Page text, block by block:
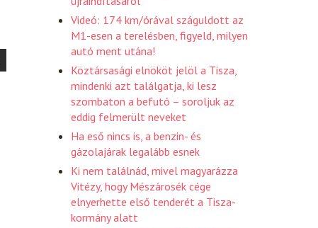
Videó: 174 km/órával száguldott az
M1-esen a terelésben, figyeld, milyen
autó ment utána!
Köztársasági elnököt jelöl a Tisza,
mindenki azt találgatja, ki lesz
szombaton a befutó – soroljuk az
eddig felmerült neveket
Ha eső nincs is, a benzin- és
gázolajárak legalább esnek
Ki nem találnád, mivel magyarázza
Vitézy, hogy Mészárosék cége
elnyerhette első tenderét a Tisza-
kormány alatt